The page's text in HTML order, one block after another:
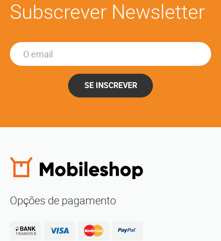
Subscrever Newsletter
SE INSCREVER
Opções de pagamento